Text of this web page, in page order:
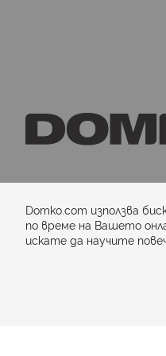
Domko.com използва
по време на Вашето
искате да научите